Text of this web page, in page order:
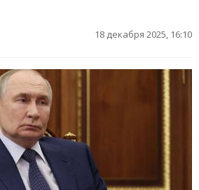
18 декабря 2025, 16:10